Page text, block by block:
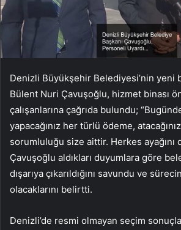
Denizli Büyükşehir Belediyesi’nin yeni
Bülent Nuri Çavuşoğlu, hizmet binası
çalışanlarına çağrıda bulundu;
yapacağınız her türlü ödeme,
sorumluluğu size aittir. Herkes ayağını
Çavuşoğlu aldıkları duyumlara göre
dışarıya çıkarıldığını savundu ve
olacaklarını belirtti.
Denizli’de resmi olmayan seçim